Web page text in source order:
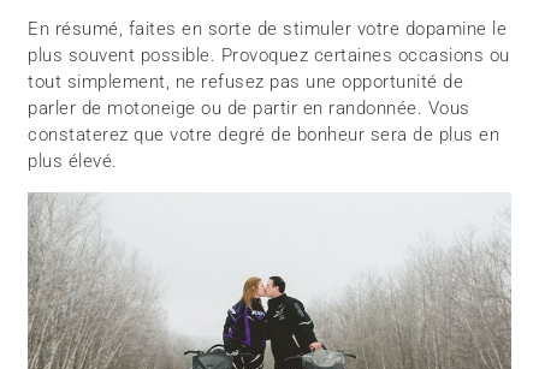
En résumé, faites en sorte de stimuler votre dopamine le
plus souvent possible. Provoquez certaines occasions ou
tout simplement, ne refusez pas une opportunité de
parler de motoneige ou de partir en randonnée. Vous
constaterez que votre degré de bonheur sera de plus en
plus élevé.